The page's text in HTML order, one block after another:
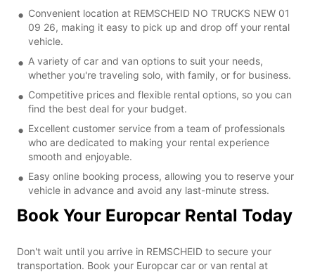
Convenient location at REMSCHEID NO TRUCKS NEW 01
09 26, making it easy to pick up and drop off your rental
vehicle.
A variety of car and van options to suit your needs,
whether you're traveling solo, with family, or for business.
Competitive prices and flexible rental options, so you can
find the best deal for your budget.
Excellent customer service from a team of professionals
who are dedicated to making your rental experience
smooth and enjoyable.
Easy online booking process, allowing you to reserve your
vehicle in advance and avoid any last-minute stress.
Book Your Europcar Rental Today
Don't wait until you arrive in REMSCHEID to secure your
transportation. Book your Europcar car or van rental at